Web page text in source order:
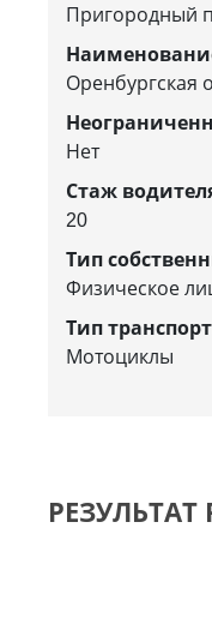
Пригородный п
Оренбургская
Нет
Стаж
20
Тип
Физическое
Тип
Мотоциклы
РЕЗУЛЬТАТ